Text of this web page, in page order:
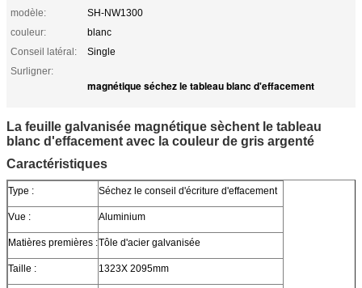
modèle:
SH-NW1300
couleur:
blanc
Conseil latéral:
Single
Surligner:
magnétique séchez le tableau blanc d'effacement
La feuille galvanisée magnétique sèchent le tableau
blanc d'effacement avec la couleur de gris argenté
Caractéristiques
Type : Séchez le conseil d'écriture d'effacement
Vue : Aluminium
Matières premières :Tôle d'acier galvanisée
Taille : 1323X 2095mm